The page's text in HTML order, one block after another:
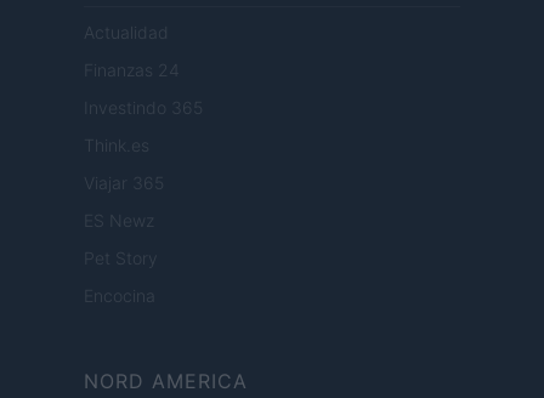
Actualidad
Finanzas 24
Investindo 365
Think.es
Viajar 365
ES Newz
Pet Story
Encocina
NORD AMERICA